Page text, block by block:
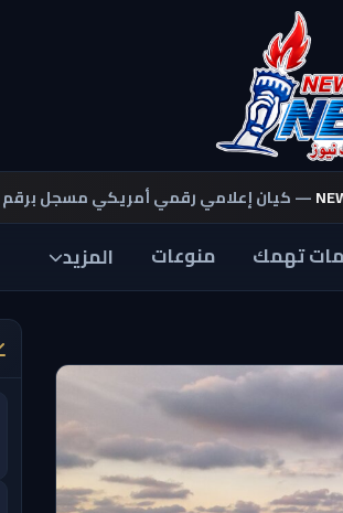
— كيان إعلامي رقمي أمريكي مسجل برقم
تهمك منوعات المزيد